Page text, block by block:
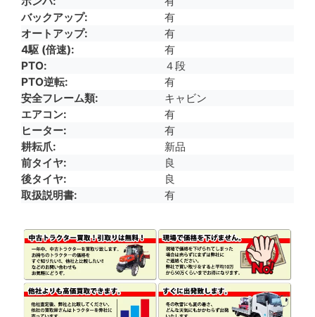
バックアップ
有
オートアップ
有
4駆 (倍速)
有
PTO
４段
PTO逆転
有
安全フレーム類
キャビン
エアコン
有
ヒーター
有
耕耘爪
新品
前タイヤ
良
後タイヤ
良
取扱説明書
有